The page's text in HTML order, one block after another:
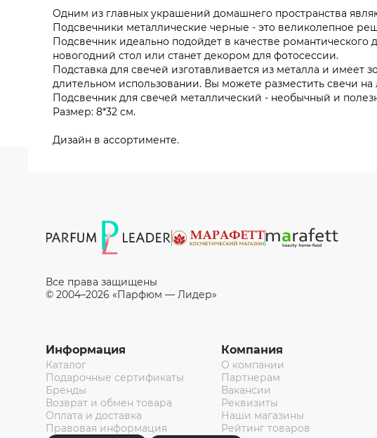
Одним из главных украшений домашнего пространства
Подсвечники металлические черные - это великолепное
Подсвечник идеально подойдет в качестве
новогодний стол или станет декором для фотосессии.
Подставка для свечей изготавливается из металла и
длительном использовании. Вы можете разместить свечи
Подсвечник для свечей металлический - необычный и
Размер: 8*32 см.
Дизайн в ассортименте.
Все права защищены
© 2004–2026 «Парфюм — Лидер»
Информация
Каталог
Подарочные сертификаты
Бренды
Возврат и обмен товара
Оплата и доставка
Правовая информация
Компания
О компании
Партнерам
Вакансии
Реквизиты
Наши магазины
Рейтинг товаров